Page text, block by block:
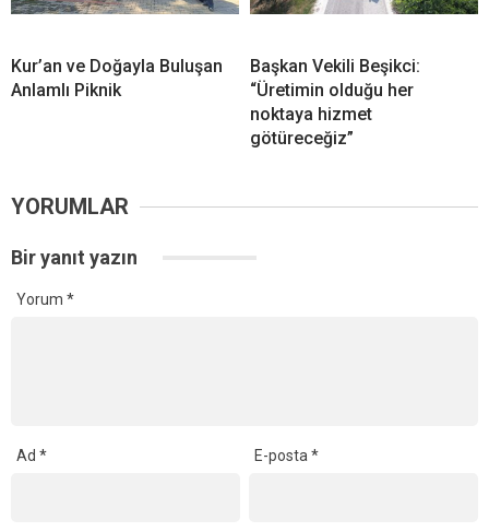
Kur’an ve Doğayla Buluşan
Anlamlı Piknik
Başkan Vekili Beşikci:
“Üretimin olduğu her
noktaya hizmet
götüreceğiz”
YORUMLAR
Bir yanıt yazın
Yorum *
Ad * E-posta*